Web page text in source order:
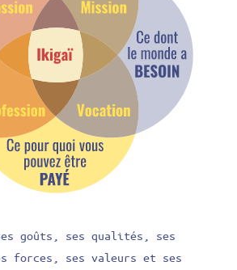
goûts, ses qualités, ses
forces, ses valeurs et ses